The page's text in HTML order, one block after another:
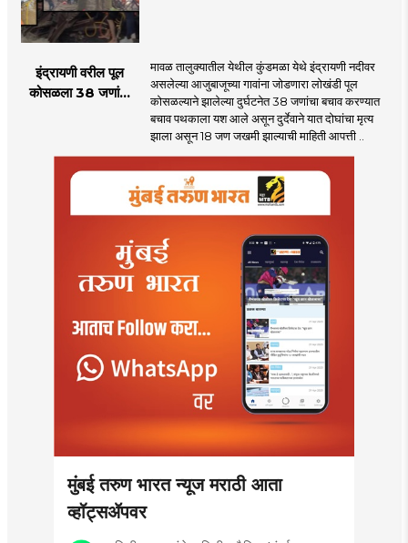
इंद्रायणी वरील पूल
कोसळला 38 जणांना
बचाव कार्य सुरू,
जखमींवर उपचार सुरू
मावळ तालुक्यातील येथील कुंडमळा येथे इंद्रायणी नदीवर
असलेल्या आजुबाजूच्या गावांना जोडणारा लोखंडी पूल
कोसळल्याने झालेल्या दुर्घटनेत 38 जणांचा बचाव करण्यात
बचाव पथकाला यश आले असून दुर्देवाने यात दोघांचा मृत्य
झाला असून 18 जण जखमी झाल्याची माहिती आपत्ती ..
मुंबई तरुण भारत न्यूज मराठी आता
व्हॉट्सॲपवर